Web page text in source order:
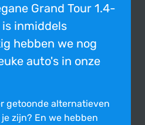
Grand Tour 1.4-
inmiddels
hebben we nog
auto's in onze
getoonde alter­na­tie­ven
zijn? En we hebben